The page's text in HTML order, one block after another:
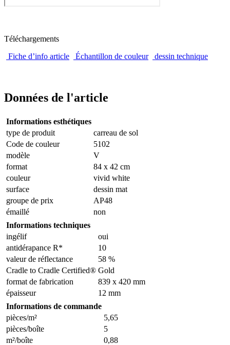
Téléchargements
Fiche d’info article
Échantillon de couleur dessin technique
Données de l'article
Informations esthétiques
type de produit
carreau de sol
Code de couleur
5102
modèle
V
format
84 x 42 cm
couleur
vivid white
surface
dessin mat
groupe de prix
AP48
émaillé
non
Informations techniques
ingélif
oui
antidérapance R*
10
valeur de réflectance
58 %
Cradle to Cradle Certified® Gold
format de fabrication
839 x 420 mm
épaisseur
12 mm
Informations de commande
pièces/m²
5,65
pièces/boîte
5
m²/boîte
0,88